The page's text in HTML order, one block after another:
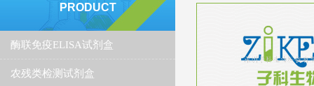
PRODUCT
酶联免疫ELISA试剂盒
农残类检测试剂盒